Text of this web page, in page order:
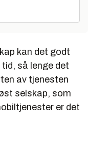
kan det godt
så lenge det
av tjenesten
selskap, som
er det